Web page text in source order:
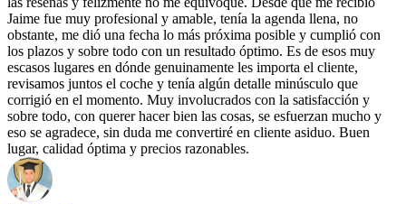
Jaime fue muy profesional y amable, tenía la agenda llena, no
obstante, me dió una fecha lo más próxima posible y cumplió con
los plazos y sobre todo con un resultado óptimo. Es de esos muy
escasos lugares en dónde genuinamente les importa el cliente,
revisamos juntos el coche y tenía algún detalle minúsculo que
corrigió en el momento. Muy involucrados con la satisfacción y
sobre todo, con querer hacer bien las cosas, se esfuerzan mucho y
eso se agradece, sin duda me convertiré en cliente asiduo. Buen
lugar, calidad óptima y precios razonables.